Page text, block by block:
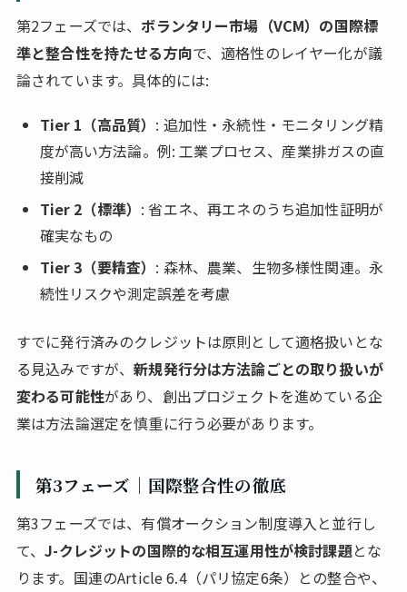
第2フェーズでは、 ボランタリー市場（VCM）の国際標
準と整合性を持たせる方向で、適格性のレイヤー化が議
論されています。具体的には:
Tier 1（高品質） : 追加性・永続性・モニタリング精
度が高い方法論。例: 工業プロセス、産業排ガスの直
接削減
Tier 2（標準） : 省エネ、再エネのうち追加性証明が
確実なもの
Tier 3（要精査） : 森林、農業、生物多様性関連。永
続性リスクや測定誤差を考慮
すでに発行済みのクレジットは原則として適格扱いとな
る見込みですが、新規発行分は方法論ごとの取り扱いが
変わる可能性があり、創出プロジェクトを進めている企
業は方法論選定を慎重に行う必要があります。
第3フェーズ｜国際整合性の徹底
第3フェーズでは、有償オークション制度導入と並行し
て、J-クレジットの国際的な相互運用性が検討課題とな
ります。国連のArticle 6.4（パリ協定6条）との整合や、